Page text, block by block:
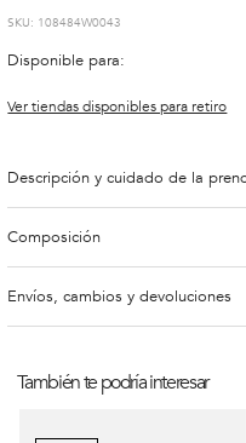
: 108484W0043
Disponible para:
Ver tiendas disponibles para retiro
Descripción y cuidado de la
Composición
Envíos, cambios y devoluciones
También te podría interesar